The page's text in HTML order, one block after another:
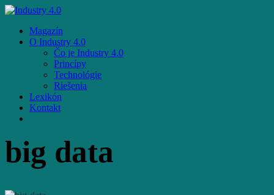
Skip
main
content
Menu
Magazín
O Industry 4.0
Čo je Industry 4.0
Princípy
Technológie
Riešenia
Lexikón
Kontakt
big data